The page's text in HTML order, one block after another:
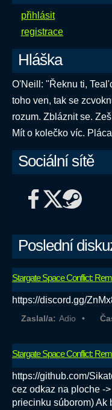
přihlásit
registrace
Hláška
O'Neill: "Řeknu ti,
toho ven, tak se
rozum. Zbláznit se.
Mít o kolečko víc.
Sociální sítě
Poslední
Stargate Space Conflict:
https://discord.gg/
Zaslal/a: Adio
Stargate Space Conflict:
https://github.com/
cez odkaz na ploche -
priecinku súborom) Ak